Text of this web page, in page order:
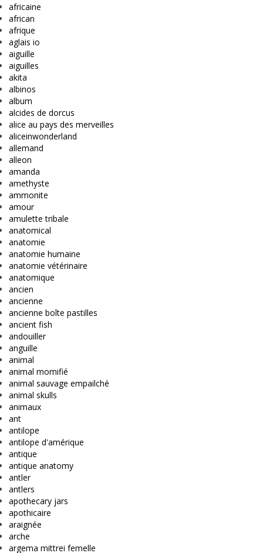
africaine
african
afrique
aglais io
aiguille
aiguilles
akita
albinos
album
alcides de dorcus
alice au pays des merveilles
aliceinwonderland
allemand
alleon
amanda
amethyste
ammonite
amour
amulette tribale
anatomical
anatomie
anatomie humaine
anatomie vétérinaire
anatomique
ancien
ancienne
ancienne boîte pastilles
ancient fish
andouiller
anguille
animal
animal momifié
animal sauvage empailché
animal skulls
animaux
ant
antilope
antilope d'amérique
antique
antique anatomy
antler
antlers
apothecary jars
apothicaire
araignée
arche
argema mittrei femelle